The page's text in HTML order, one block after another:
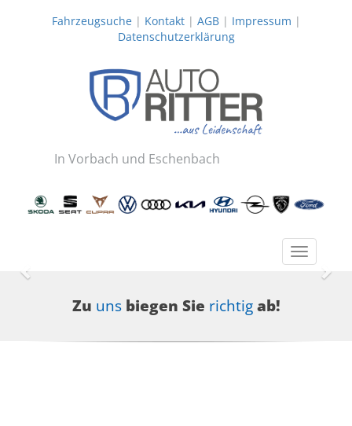
Fahrzeugsuche| Kontakt| AGB| Impressum |
Datenschutzerklärung
In Vorbach und Eschenbach
Toggle
Zurück
Zu unsbiegen Sie richtigab!